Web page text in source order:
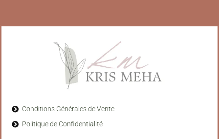
Conditions Générales de Vente
Politique de Confidentialité